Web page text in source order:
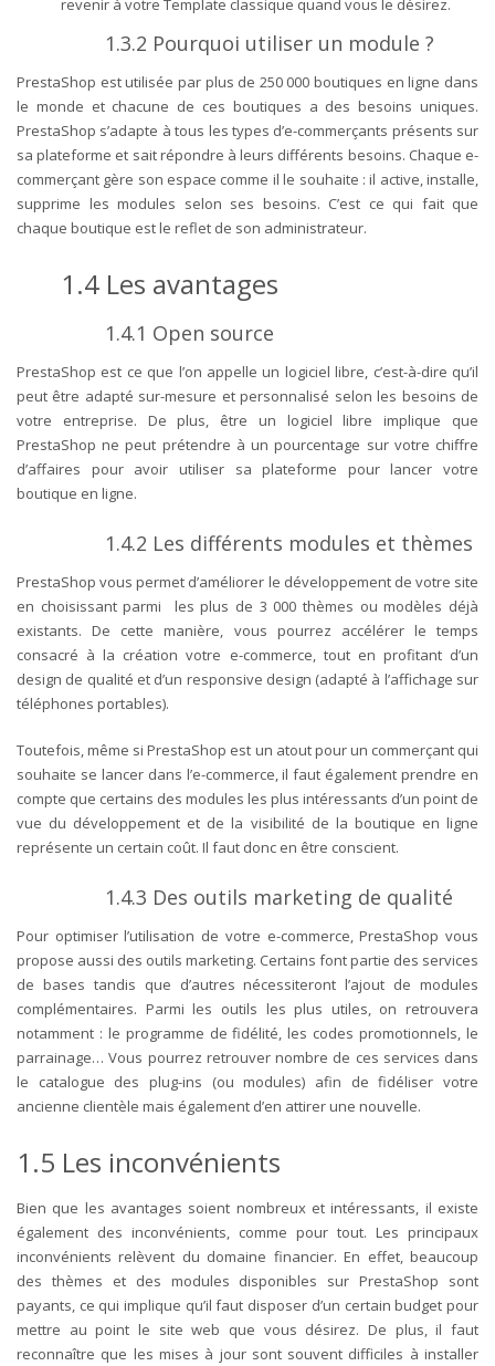
revenir à votre Template classique quand vous le désirez.
1.3.2 Pourquoi utiliser un module ?
PrestaShop est utilisée par plus de 250 000 boutiques en ligne dans
le monde et chacune de ces boutiques a des besoins uniques.
PrestaShop s’adapte à tous les types d’e-commerçants présents sur
sa plateforme et sait répondre à leurs différents besoins. Chaque e-
commerçant gère son espace comme il le souhaite : il active, installe,
supprime les modules selon ses besoins. C’est ce qui fait que
chaque boutique est le reflet de son administrateur.
1.4 Les avantages
1.4.1 Open source
PrestaShop est ce que l’on appelle un logiciel libre, c’est-à-dire qu’il
peut être adapté sur-mesure et personnalisé selon les besoins de
votre entreprise. De plus, être un logiciel libre implique que
PrestaShop ne peut prétendre à un pourcentage sur votre chiffre
d’affaires pour avoir utiliser sa plateforme pour lancer votre
boutique en ligne.
1.4.2 Les différents modules et thèmes
PrestaShop vous permet d’améliorer le développement de votre site
en choisissant parmi les plus de 3 000 thèmes ou modèles déjà
existants. De cette manière, vous pourrez accélérer le temps
consacré à la création votre e-commerce, tout en profitant d’un
design de qualité et d’un responsive design (adapté à l’affichage sur
téléphones portables).
Toutefois, même si PrestaShop est un atout pour un commerçant qui
souhaite se lancer dans l’e-commerce, il faut également prendre en
compte que certains des modules les plus intéressants d’un point de
vue du développement et de la visibilité de la boutique en ligne
représente un certain coût. Il faut donc en être conscient.
1.4.3 Des outils marketing de qualité
Pour optimiser l’utilisation de votre e-commerce, PrestaShop vous
propose aussi des outils marketing. Certains font partie des services
de bases tandis que d’autres nécessiteront l’ajout de modules
complémentaires. Parmi les outils les plus utiles, on retrouvera
notamment : le programme de fidélité, les codes promotionnels, le
parrainage… Vous pourrez retrouver nombre de ces services dans
le catalogue des plug-ins (ou modules) afin de fidéliser votre
ancienne clientèle mais également d’en attirer une nouvelle.
1.5 Les inconvénients
Bien que les avantages soient nombreux et intéressants, il existe
également des inconvénients, comme pour tout. Les principaux
inconvénients relèvent du domaine financier. En effet, beaucoup
des thèmes et des modules disponibles sur PrestaShop sont
payants, ce qui implique qu’il faut disposer d’un certain budget pour
mettre au point le site web que vous désirez. De plus, il faut
reconnaître que les mises à jour sont souvent difficiles à installer